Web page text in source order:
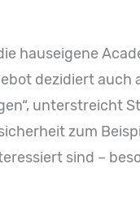
hauseigene
dezidiert auch
unterstreicht
zum
sind –